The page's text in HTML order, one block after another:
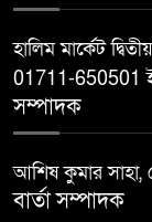
হালিম মার্কেট
01711-650501
সম্পাদক
আশিষ কুমার সাহা,
বার্তা সম্পাদক